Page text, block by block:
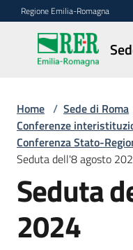
Vai al contenuto
Vai alla navigazione
Vai al footer
Regione Emilia-Romagna
Sede
di
Novità
Servizi
della
Sede
Home / Sede di Roma
Conferenze
Conferenza Stato-
Seduta dell'8 agosto
Seduta
2024